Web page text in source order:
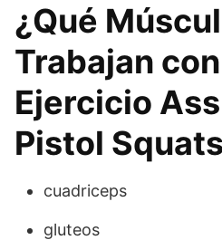
¿Qué
Trabajan
Ejercicio
Pistol
cuadriceps
gluteos